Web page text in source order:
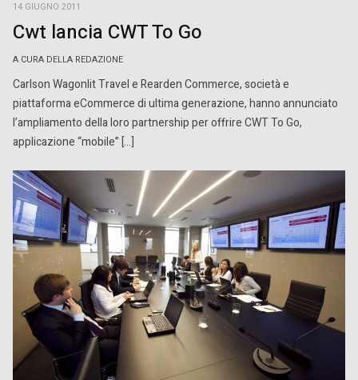
14 GIUGNO 2011
Cwt lancia CWT To Go
A CURA DELLA REDAZIONE
Carlson Wagonlit Travel e Rearden Commerce, società e
piattaforma eCommerce di ultima generazione, hanno annunciato
l’ampliamento della loro partnership per offrire CWT To Go,
applicazione “mobile” […]